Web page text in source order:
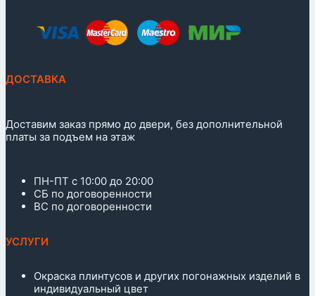
ДОСТАВКА
Доставим заказ прямо до двери, без дополнительной
платы за подъем на этаж
ПН-ПТ с 10:00 до 20:00
СБ по договоренности
ВС по договоренности
УСЛУГИ
Окраска плинтусов и других погонажных изделий в
индивидуальный цвет